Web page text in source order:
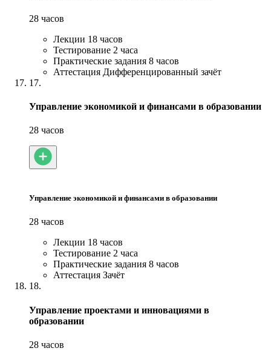
28 часов
Лекции 18 часов
Тестирование 2 часа
Практические задания 8 часов
Аттестация Дифференцированный зачёт
17.
Управление экономикой и финансами в образовании
28 часов
Управление экономикой и финансами в образовании
28 часов
Лекции 18 часов
Тестирование 2 часа
Практические задания 8 часов
Аттестация Зачёт
18.
Управление проектами и инновациями в
образовании
28 часов